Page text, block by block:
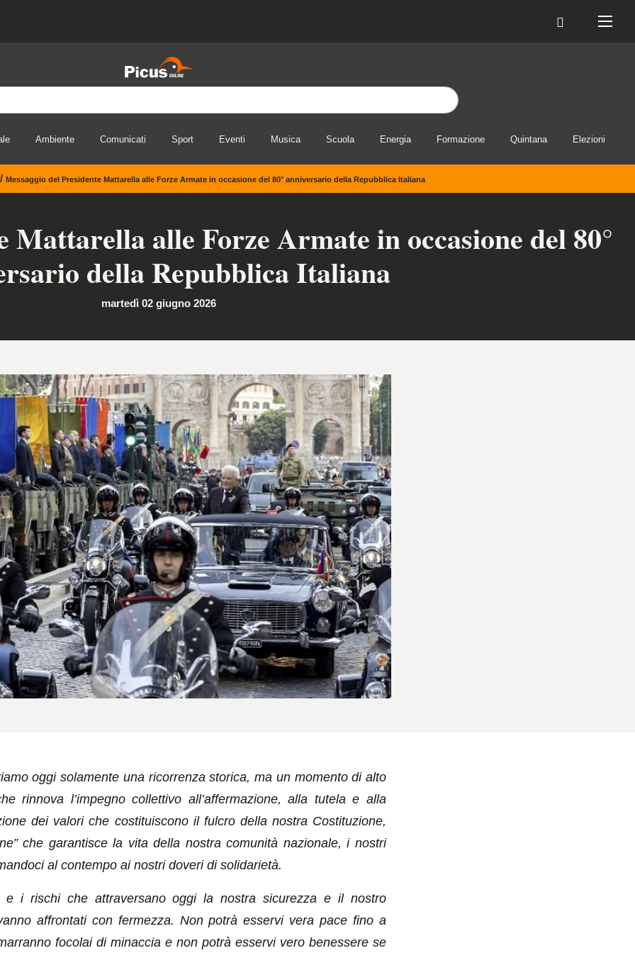
Ambiente Comunicati Sport Eventi Musica Scuola Energia Formazione Quintana Elezioni
/ Messaggio del Presidente Mattarella alle Forze Armate in occasione del 80° anniversario della Repubblica Italiana
Mattarella alle Forze Armate in occasione del 80°
della Repubblica Italiana
martedì 02 giugno 2026
oggi solamente una ricorrenza storica, ma un momento di alto
rinnova l’impegno collettivo all’affermazione, alla tutela e alla
dei valori che costituiscono il fulcro della nostra Costituzione,
che garantisce la vita della nostra comunità nazionale, i nostri
al contempo ai nostri doveri di solidarietà.
e i rischi che attraversano oggi la nostra sicurezza e il nostro
affrontati con fermezza. Non potrà esservi vera pace fino a
focolai di minaccia e non potrà esservi vero benessere se